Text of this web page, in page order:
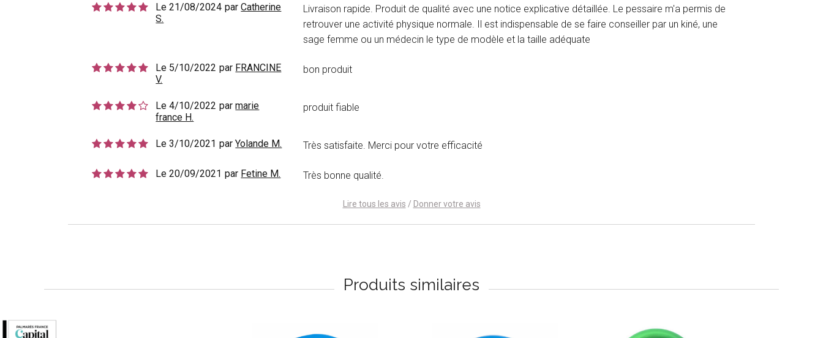
Le 21/08/2024 parCatherine
S.
Livraison rapide. Produit de qualité avec une notice explicative détaillée. Le pessaire m'a permis de
retrouver une activité physique normale. Il est indispensable de se faire conseiller par un kiné, une
sage femme ou un médecin le type de modèle et la taille adéquate
Le 5/10/2022 par FRANCINE
V.
bon produit
Le 4/10/2022 parmarie
france H.
produit fiable
Le 3/10/2021 parYolande M. Très satisfaite. Merci pour votre efficacité
Le 20/09/2021 par Fetine M. Très bonne qualité.
Lire tous les avis / Donner votre avis
Produits similaires